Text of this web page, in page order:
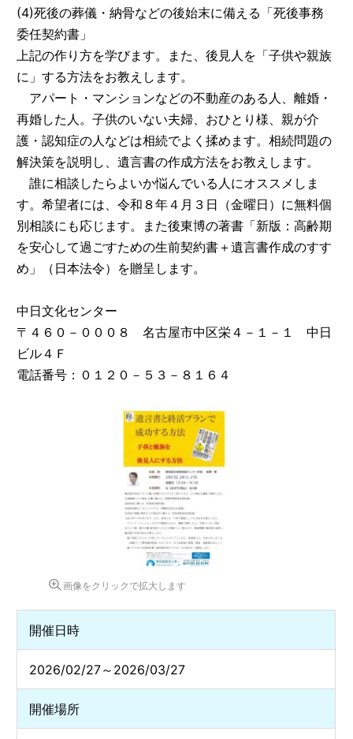
(4)死後の葬儀・納骨などの後始末に備える「死後事務
委任契約書」
上記の作り方を学びます。また、後見人を「子供や親族
に」する方法をお教えします。
アパート・マンションなどの不動産のある人、離婚・
再婚した人。子供のいない夫婦、おひとり様、親が介
護・認知症の人などは相続でよく揉めます。相続問題の
解決策を説明し、遺言書の作成方法をお教えします。
誰に相談したらよいか悩んでいる人にオススメしま
す。希望者には、令和８年４月３日（金曜日）に無料個
別相談にも応じます。また後東博の著書「新版：高齢期
を安心して過ごすための生前契約書＋遺言書作成のすす
め」（日本法令）を贈呈します。
中日文化センター
〒４６０－０００８ 名古屋市中区栄４－１－１ 中日
ビル４Ｆ
電話番号：０１２０－５３－８１６４
画像をクリックで拡大します
開催日時
2026/02/27～2026/03/27
開催場所